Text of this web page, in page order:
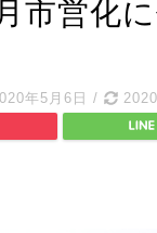
市営化
年5月6日 / 2020